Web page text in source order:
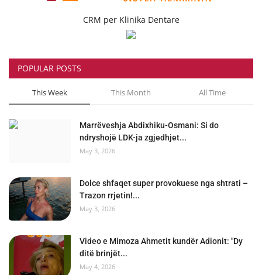
CRM per Klinika Dentare
POPULAR POSTS
This Week This Month All Time
Marrëveshja Abdixhiku-Osmani: Si do
ndryshojë LDK-ja zgjedhjet...
May 3, 2026
Dolce shfaqet super provokuese nga shtrati –
Trazon rrjetin!...
May 3, 2026
Video e Mimoza Ahmetit kundër Adionit: "Dy
ditë brinjët...
May 4, 2026